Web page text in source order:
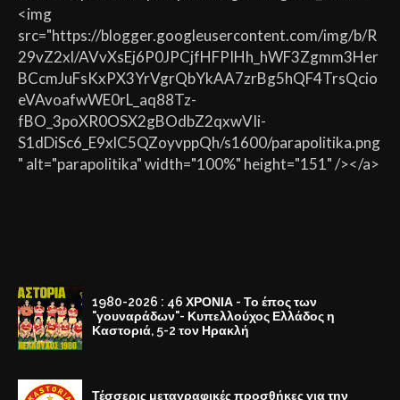
<img
src="https://blogger.googleusercontent.com/img/b/R
29vZ2xl/AVvXsEj6P0JPCjfHFPIHh_hWF3Zgmm3Her
BCcmJuFsKxPX3YrVgrQbYkAA7zrBg5hQF4TrsQcio
eVAvoafwWE0rL_aq88Tz-
fBO_3poXR0OSX2gBOdbZ2qxwVIi-
S1dDiSc6_E9xlC5QZoyvppQh/s1600/parapolitika.png
" alt="parapolitika" width="100%" height="151" /></a>
1980-2026 : 46 ΧΡΟΝΙΑ - Το έπος των
"γουναράδων"- Κυπελλούχος Ελλάδος η
Καστοριά, 5-2 τον Ηρακλή
Τέσσερις μεταγραφικές προσθήκες για την